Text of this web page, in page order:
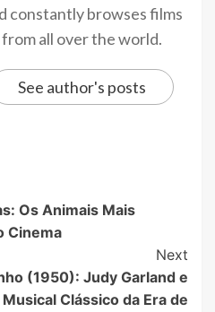
constantly browses films
from all over the world.
See author's posts
Os Animais Mais
Cinema
Next
(1950): Judy Garland e
Clássico da Era de